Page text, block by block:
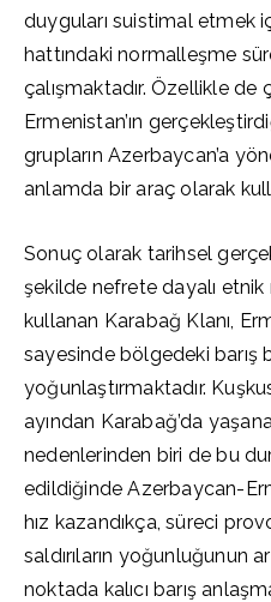
duyguları suistimal etmek
hattındaki normalleşme
çalışmaktadır. Özellikle
Ermenistan’ın
grupların Azerbaycan’a
anlamda bir araç olarak
Sonuç olarak tarihsel
şekilde nefrete dayalı
kullanan Karabağ Klanı,
sayesinde bölgedeki barış
yoğunlaştırmaktadır.
ayından Karabağ’da
nedenlerinden biri de bu
edildiğinde Azerbaycan-
hız kazandıkça, süreci
saldırıların yoğunluğunun
noktada kalıcı barış